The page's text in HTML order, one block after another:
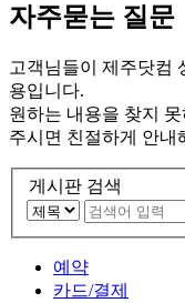
자주묻는 질문
고객님들이 제주닷컴
용입니다.
원하는 내용을 찾지
주시면 친절하게 안내
게시판 검색
예약
카드/결제